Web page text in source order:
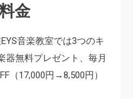
金
音楽教室では3つのキ
器無料プレゼント、毎月
（17,000円→8,500円）